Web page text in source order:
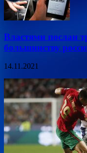
Властями послан
большинству
14.11.2021